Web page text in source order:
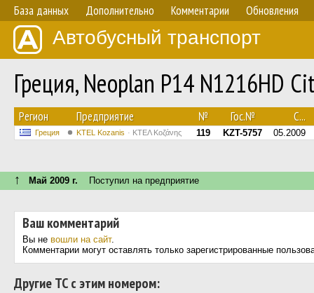
База данных Дополнительно Комментарии Обновления
Автобусный транспорт
Греция, Neoplan P14 N1216HD
Регион Предприятие № Гос.№ С...
Греция ΚΤΕL Kozanis ΚΤΕΛ Κοζάνης 119 KZT-5757 05.2009
↑ Май 2009 г. Поступил на предприятие
Ваш комментарий
Вы не вошли на сайт.
Комментарии могут оставлять только зарегистрированные
Другие ТС с этим номером: